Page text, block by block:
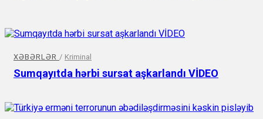
XƏBƏRLƏR / Kriminal
Sumqayıtda hərbi sursat aşkarlandı VİDEO